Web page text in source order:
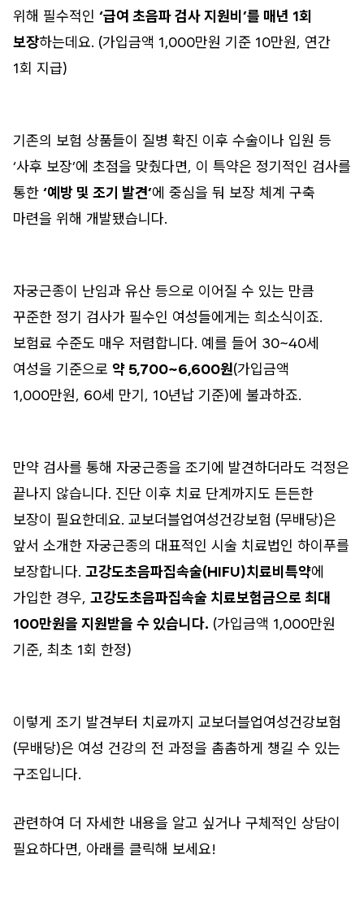
위해 필수적인 ‘급여 초음파 검사 지원비’를 매년 1회
보장하는데요. (가입금액 1,000만원 기준 10만원, 연간
1회 지급)
기존의 보험 상품들이 질병 확진 이후 수술이나 입원 등
‘사후 보장’에 초점을 맞췄다면, 이 특약은 정기적인 검사를
통한 ‘예방 및 조기 발견’에 중심을 둬 보장 체계 구축
마련을 위해 개발됐습니다.
자궁근종이 난임과 유산 등으로 이어질 수 있는 만큼
꾸준한 정기 검사가 필수인 여성들에게는 희소식이죠.
보험료 수준도 매우 저렴합니다. 예를 들어 30~40세
여성을 기준으로 약 5,700~6,600원(가입금액
1,000만원, 60세 만기, 10년납 기준)에 불과하죠.
만약 검사를 통해 자궁근종을 조기에 발견하더라도 걱정은
끝나지 않습니다. 진단 이후 치료 단계까지도 든든한
보장이 필요한데요. 교보더블업여성건강보험 (무배당)은
앞서 소개한 자궁근종의 대표적인 시술 치료법인 하이푸를
보장합니다. 고강도초음파집속술(HIFU)치료비특약에
가입한 경우, 고강도초음파집속술 치료보험금으로 최대
100만원을 지원받을 수 있습니다. (가입금액 1,000만원
기준, 최초 1회 한정)
이렇게 조기 발견부터 치료까지 교보더블업여성건강보험
(무배당)은 여성 건강의 전 과정을 촘촘하게 챙길 수 있는
구조입니다.
관련하여 더 자세한 내용을 알고 싶거나 구체적인 상담이
필요하다면, 아래를 클릭해 보세요!